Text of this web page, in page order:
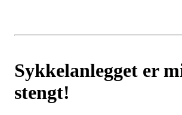
Sykkelanlegget er
stengt!